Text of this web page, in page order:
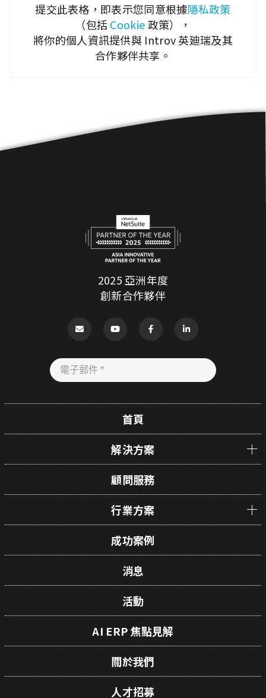
提交此表格，即表示您同意根據隱私政策
（包括 Cookie政策），
將你的個人資訊提供與 Introv 英廸瑞及其
合作夥伴共享。
2025 亞洲年度
創新合作夥伴
首頁
解決方案
顧問服務
行業方案
成功案例
消息
活動
AI ERP 焦點見解
關於我們
人才招募